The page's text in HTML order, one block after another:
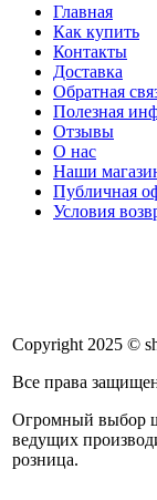
Главная
Как купить
Контакты
Доставка
Обратная
Полезная
Отзывы
О нас
Наши
Публичная
Условия
Copyright 2025 ©
Все права
Огромный выбор
ведущих
розница.